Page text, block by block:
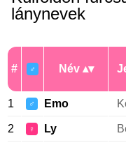
lánynevek
# ♂ Név
1 ♂ Emo
2 ♀ Ly